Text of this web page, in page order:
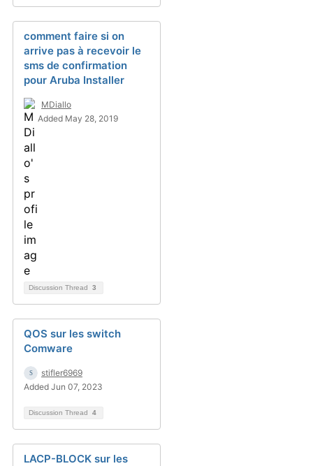
comment faire si on
arrive pas à recevoir le
sms de confirmation
pour Aruba Installer
MDiallo
Added May 28, 2019
Discussion Thread 3
QOS sur les switch
Comware
stifler6969
Added Jun 07, 2023
Discussion Thread 4
LACP-BLOCK sur les